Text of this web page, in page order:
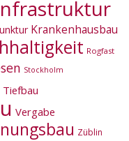
Krankenhausbau
Rogfast
Stockholm
Tiefbau
Vergabe
Züblin